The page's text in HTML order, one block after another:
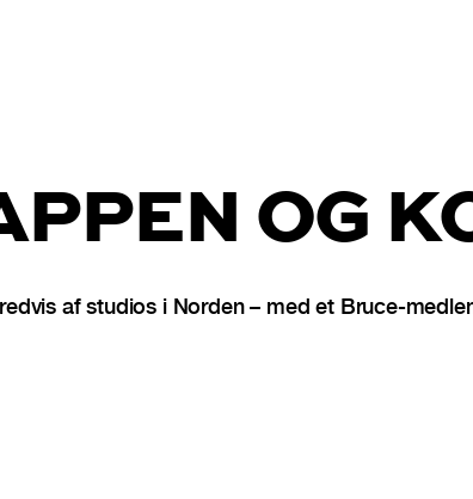
OG
af studios i Norden – med et Bruce-